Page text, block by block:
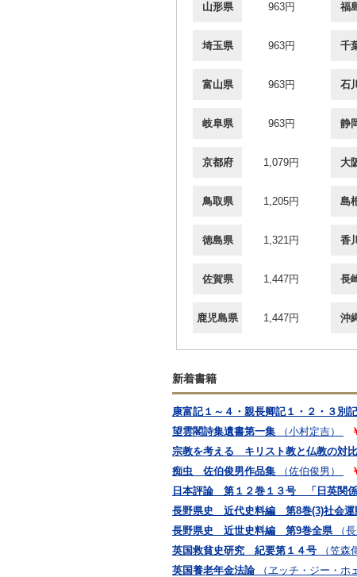
山形県 963円 福
埼玉県 963円 千
富山県 963円 石
岐阜県 963円 静
京都府 1,079円 大
鳥取県 1,205円 島
徳島県 1,321円 香
佐賀県 1,447円 長
鹿児島県 1,447円 沖
新着書籍
康富記１～４・親長卿記１・２・３別
望雲閣詩集遺書第一集
（小村定吉）
宗教を考える キリスト教と仏教の対
痴虫 佐伯俊男作品集
（佐伯俊男）
日本評論 第１２巻１３号 「日英関
長野県史 近代史料編 第8巻(3)社会運
長野県史 近世史料編 第9巻全県
（
英国救貧史研究 紀要第１４号
（笠森
英国養老年金法論
（ヱッチ・ジー・ホ